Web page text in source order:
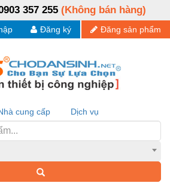
357 255 (Không bán hàng)
Đăng sản phẩm
Đăng ký
cung cấp Dịch vụ